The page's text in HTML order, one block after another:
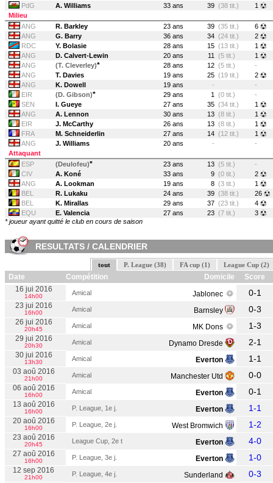
PdG
A. Williams 33 ans 39 (38 tit.)
1
Milieu
ANG
R. Barkley 23 ans 39 (35 tit.)
6
ANG
G. Barry 36 ans 34 (24 tit.)
2
RDC
Y. Bolasie 28 ans 15 (13 tit.)
1
ANG
D. Calvert-Lewin 20 ans 11 (5 tit.)
1
ANG
(T. Cleverley)* 28 ans 12 (5 tit.)
-
ANG
T. Davies 19 ans 25 (19 tit.)
2
ANG
K. Dowell 19 ans -
-
EIR
(D. Gibson)* 29 ans 1 (0 tit.)
-
SEN
I. Gueye 27 ans 35 (34 tit.)
1
ANG
A. Lennon 30 ans 13 (8 tit.)
1
EIR
J. McCarthy 26 ans 13 (8 tit.)
1
FRA
M. Schneiderlin 27 ans 14 (12 tit.)
1
ANG
J. Williams 20 ans -
-
Attaquant
ESP
(Deulofeu)* 23 ans 13 (5 tit.)
-
CIV
A. Koné 33 ans 9 (0 tit.)
2
ANG
A. Lookman 19 ans 8 (3 tit.)
1
BEL
R. Lukaku 24 ans 39 (38 tit.)
26
BEL
K. Mirallas 29 ans 37 (23 tit.)
4
EQU
E. Valencia 27 ans 23 (7 tit.)
3
* joueur ayant quitté le club en cours de saison
RESULTATS / CALENDRIER
tout P. League (38) FA cup (1) League Cup (2)
Date Compétition Domicile
Score
16 jui 2016
14h00 Amical Jablonec 0-1
23 jui 2016
16h00 Amical Barnsley 0-3
26 jui 2016
20h45 Amical MK Dons 1-3
29 jui 2016
20h30 Amical Dynamo Dresde 2-1
30 jui 2016
13h30 Amical Everton 1-1
03 aoû 2016
21h00 Amical Manchester Utd 0-0
06 aoû 2016
16h00 Amical Everton 0-1
13 aoû 2016
16h00 P. League, 1e j. Everton 1-1
20 aoû 2016
16h00 P. League, 2e j. West Bromwich 1-2
23 aoû 2016
20h45 League Cup, 2e t Everton 4-0
27 aoû 2016
16h00 P. League, 3e j. Everton 1-0
12 sep 2016
21h00 P. League, 4e j. Sunderland 0-3